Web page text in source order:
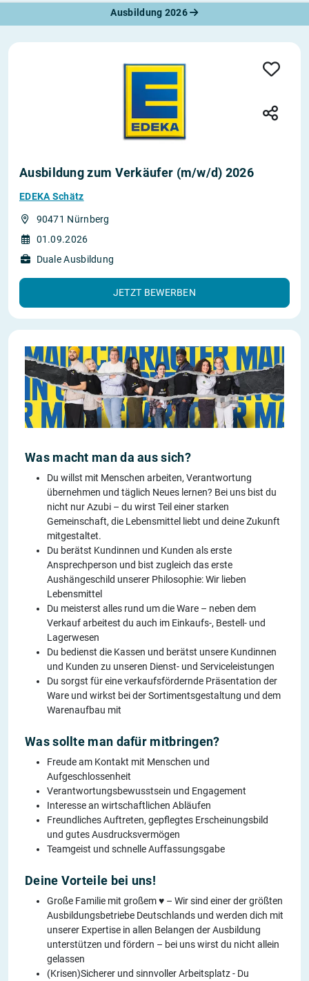
Ausbildung 2026
Ausbildung zum Verkäufer (m/w/d) 2026
EDEKA Schätz
90471 Nürnberg
01.09.2026
Duale Ausbildung
JETZT BEWERBEN
Was macht man da aus sich?
Du willst mit Menschen arbeiten, Verantwortung
übernehmen und täglich Neues lernen? Bei uns bist du
nicht nur Azubi – du wirst Teil einer starken
Gemeinschaft, die Lebensmittel liebt und deine Zukunft
mitgestaltet.
Du berätst Kundinnen und Kunden als erste
Ansprechperson und bist zugleich das erste
Aushängeschild unserer Philosophie: Wir lieben
Lebensmittel
Du meisterst alles rund um die Ware – neben dem
Verkauf arbeitest du auch im Einkaufs-, Bestell- und
Lagerwesen
Du bedienst die Kassen und berätst unsere Kundinnen
und Kunden zu unseren Dienst- und Serviceleistungen
Du sorgst für eine verkaufsfördernde Präsentation der
Ware und wirkst bei der Sortimentsgestaltung und dem
Warenaufbau mit
Was sollte man dafür mitbringen?
Freude am Kontakt mit Menschen und
Aufgeschlossenheit
Verantwortungsbewusstsein und Engagement
Interesse an wirtschaftlichen Abläufen
Freundliches Auftreten, gepflegtes Erscheinungsbild
und gutes Ausdrucksvermögen
Teamgeist und schnelle Auffassungsgabe
Deine Vorteile bei uns!
Große Familie mit großem ♥ – Wir sind einer der größten
Ausbildungsbetriebe Deutschlands und werden dich mit
unserer Expertise in allen Belangen der Ausbildung
unterstützen und fördern – bei uns wirst du nicht allein
gelassen
(Krisen)Sicherer und sinnvoller Arbeitsplatz - Du